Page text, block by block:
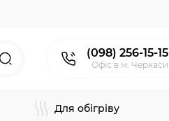
(098) 256-15-15
Офіс в м. Черкаси
Для обігріву